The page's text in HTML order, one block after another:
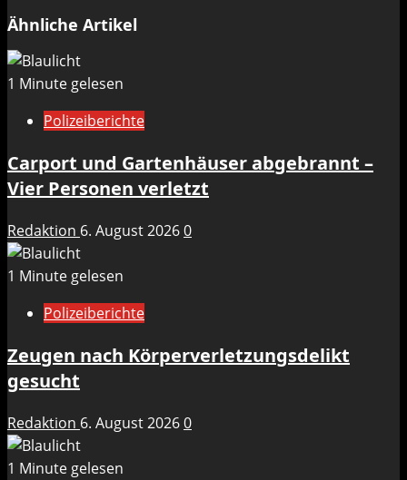
Ähnliche Artikel
1 Minute gelesen
Polizeiberichte
Carport und Gartenhäuser abgebrannt –
Vier Personen verletzt
Redaktion 6. August 20260
1 Minute gelesen
Polizeiberichte
Zeugen nach Körperverletzungsdelikt
gesucht
Redaktion 6. August 20260
1 Minute gelesen